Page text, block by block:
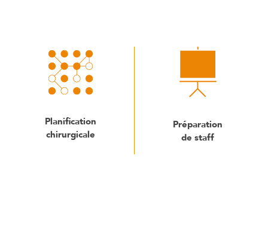
Planification
chirurgicale
Préparation
de staff